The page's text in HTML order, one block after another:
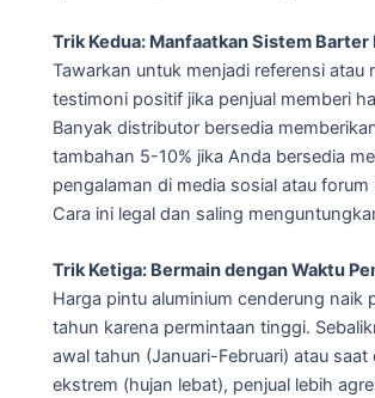
Trik Kedua: Manfaatkan Sistem Barter
Tawarkan untuk menjadi referensi atau
testimoni positif jika penjual memberi
Banyak distributor bersedia
tambahan 5-10% jika Anda bersedia
pengalaman di media sosial atau forum
Cara ini legal dan saling
Trik Ketiga: Bermain dengan Waktu
Harga pintu aluminium cenderung naik
tahun karena permintaan tinggi.
awal tahun (Januari-Februari) atau saat
ekstrem (hujan lebat), penjual lebih